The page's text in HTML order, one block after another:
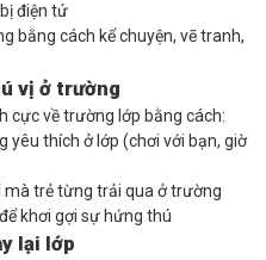
điện tử
bằng cách kể chuyện, vẽ tranh,
vị ở trường
cực về trường lớp bằng cách:
yêu thích ở lớp (chơi với bạn, giờ
mà trẻ từng trải qua ở trường
khơi gợi sự hứng thú
lại lớp